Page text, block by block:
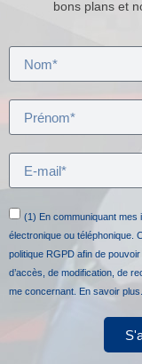
bons plans et
(1) En communiquant
électronique ou téléphonique.
politique RGPD afin de
d’accès, de modification, de
me concernant.
En savoir plus.